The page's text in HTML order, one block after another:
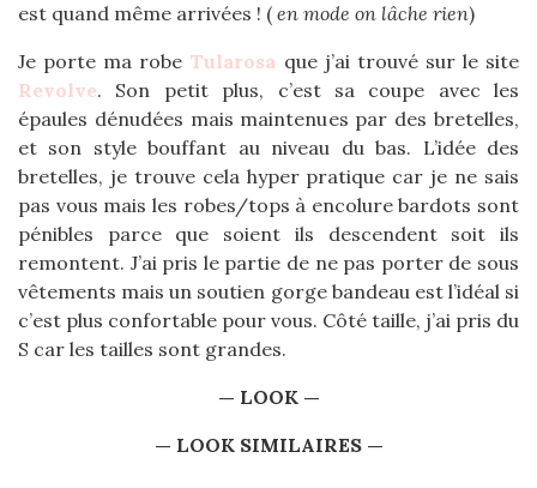
est quand même arrivées ! ( en mode on lâche rien)
Je porte ma robe Tularosa que j’ai trouvé sur le site
Revolve. Son petit plus, c’est sa coupe avec les
épaules dénudées mais maintenues par des bretelles,
et son style bouffant au niveau du bas. L’idée des
bretelles, je trouve cela hyper pratique car je ne sais
pas vous mais les robes/tops à encolure bardots sont
pénibles parce que soient ils descendent soit ils
remontent. J’ai pris le partie de ne pas porter de sous
vêtements mais un soutien gorge bandeau est l’idéal si
c’est plus confortable pour vous. Côté taille, j’ai pris du
S car les tailles sont grandes.
— LOOK —
— LOOK SIMILAIRES —